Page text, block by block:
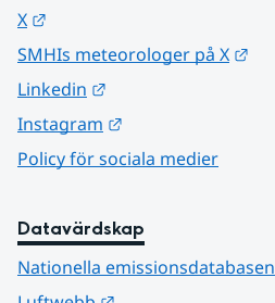
X
SMHIs meteorologer på X
Linkedin
Instagram
Policy för sociala medier
Datavärdskap
Nationella emissionsdatabasen